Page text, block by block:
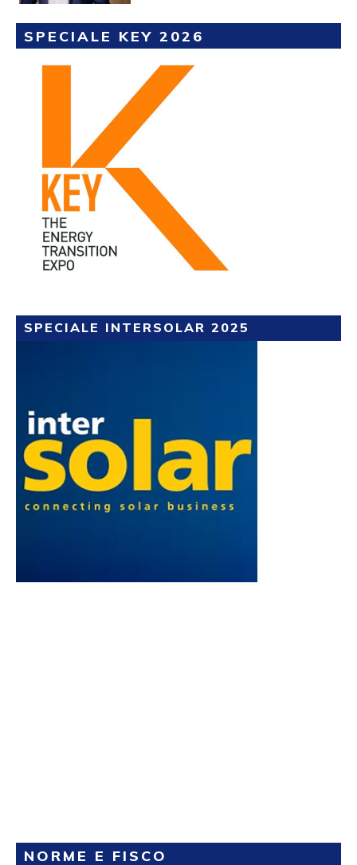
SPECIALE KEY 2026
SPECIALE INTERSOLAR 2025
NORME E FISCO